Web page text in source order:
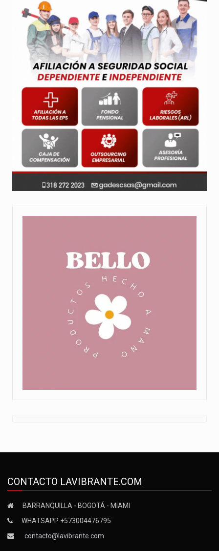
CONTACTO LAVIBRANTE.COM
BARRANQUILLA - BOGOTÁ - MIAMI
WHATSAPP +573004476795
contacto@lavibrante.com